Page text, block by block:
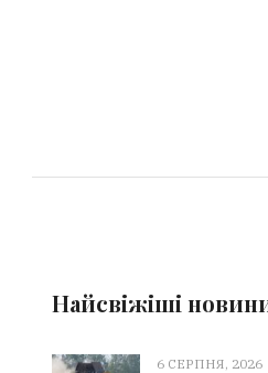
Найсвіжіші
6 СЕРПНЯ, 2026